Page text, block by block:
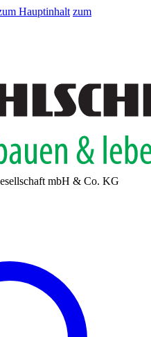
Hauptinhalt zum
mbH & Co. KG